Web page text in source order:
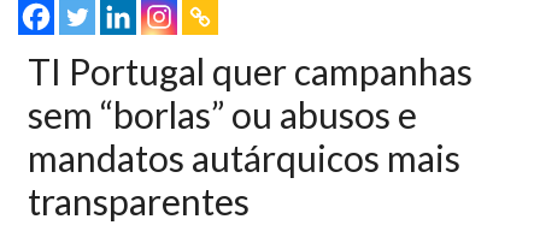
TI Portugal quer campanhas
sem “borlas” ou abusos e
mandatos autárquicos mais
transparentes